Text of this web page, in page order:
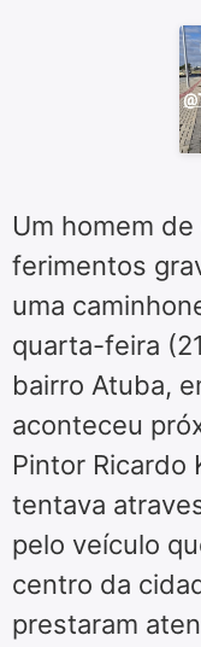
Um homem
ferimentos
uma
quarta-feira
bairro Atuba,
aconteceu
Pintor Ricardo
tentava
pelo veículo
centro da
prestaram